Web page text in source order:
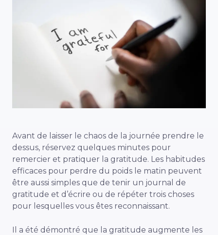
Avant de laisser le chaos de la journée prendre le
dessus, réservez quelques minutes pour
remercier et pratiquer la gratitude. Les habitudes
efficaces pour perdre du poids le matin peuvent
être aussi simples que de tenir un journal de
gratitude et d’écrire ou de répéter trois choses
pour lesquelles vous êtes reconnaissant.
Il a été démontré que la gratitude augmente les